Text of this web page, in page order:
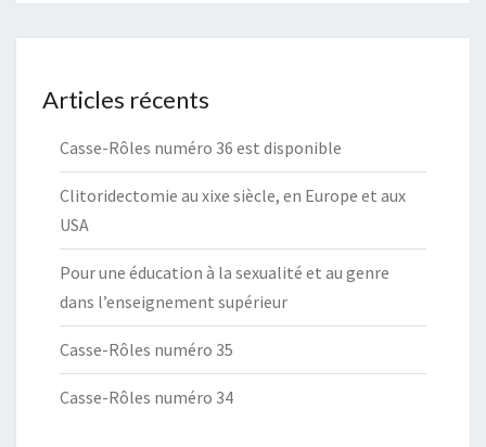
Articles récents
Casse-Rôles numéro 36 est disponible
Clitoridectomie au xixe siècle, en Europe et aux
USA
Pour une éducation à la sexualité et au genre
dans l’enseignement supérieur
Casse-Rôles numéro 35
Casse-Rôles numéro 34